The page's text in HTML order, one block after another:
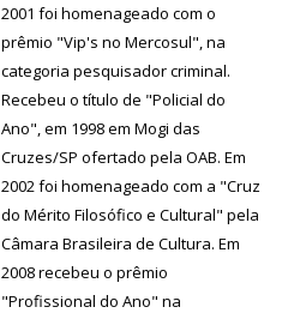
2001 foi homenageado com o
prêmio "Vip's no Mercosul", na
categoria pesquisador criminal.
Recebeu o título de "Policial do
Ano", em 1998 em Mogi das
Cruzes/SP ofertado pela OAB. Em
2002 foi homenageado com a "Cruz
do Mérito Filosófico e Cultural" pela
Câmara Brasileira de Cultura. Em
2008 recebeu o prêmio
"Profissional do Ano" na